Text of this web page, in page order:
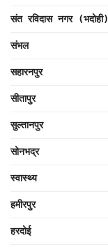
संत रविदास नगर (भदोही)
संभल
सहारनपुर
सीतापुर
सुल्तानपुर
सोनभद्र
स्वास्थ्य
हमीरपुर
हरदोई